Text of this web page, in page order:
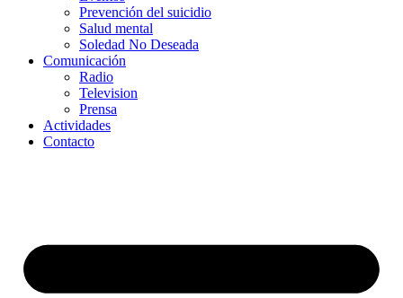
Prevención del suicidio
Salud mental
Soledad No Deseada
Comunicación
Radio
Television
Prensa
Actividades
Contacto